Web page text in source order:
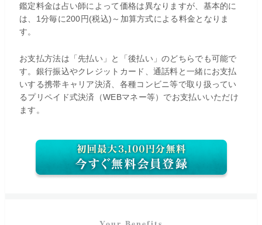
鑑定料金は占い師によって価格は異なりますが、基本的に
は、1分毎に200円(税込)～加算方式による料金となりま
す。
お支払方法は「先払い」と「後払い」のどちらでも可能で
す。銀行振込やクレジットカード、通話料と一緒にお支払
いする携帯キャリア決済、各種コンビニ等で取り扱ってい
るプリペイド式決済（WEBマネー等）でお支払いいただけ
ます。